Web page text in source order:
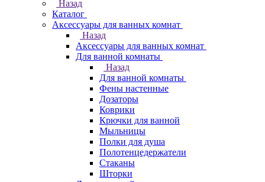
Назад
Каталог
Аксессуары для ванных комнат
Назад
Аксессуары для ванных комнат
Для ванной комнаты
Назад
Для ванной комнаты
Фены настенные
Дозаторы
Коврики
Крючки для ванной
Мыльницы
Полки для душа
Полотенцедержатели
Стаканы
Шторки